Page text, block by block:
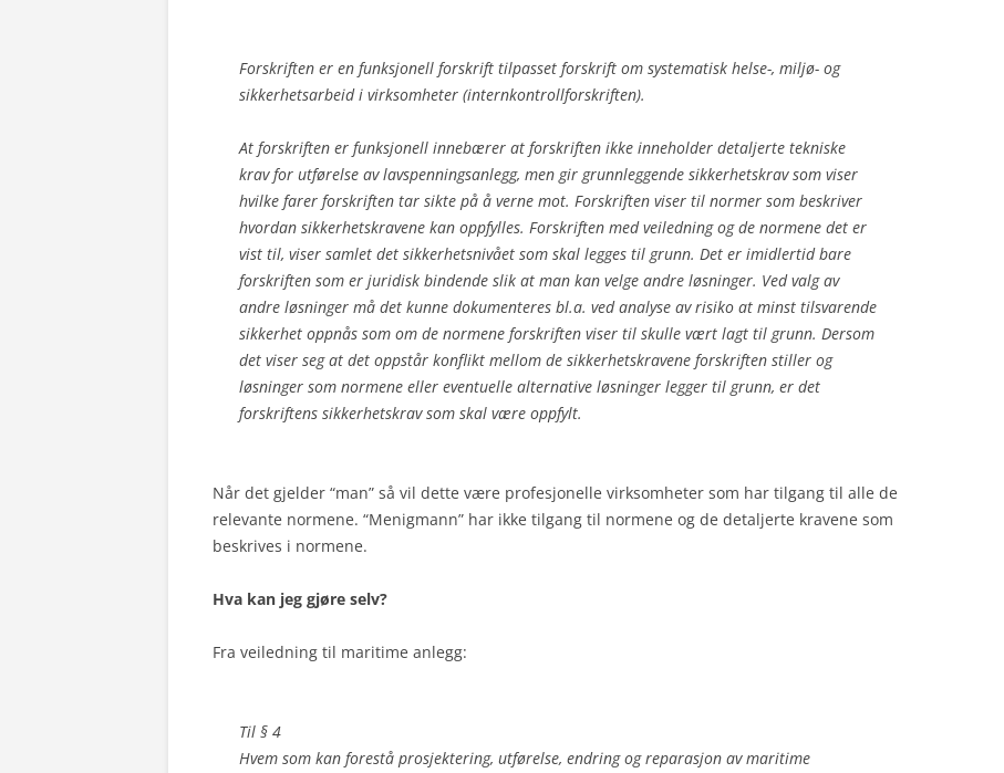
Forskriften er en funksjonell forskrift tilpasset forskrift om systematisk helse-, miljø- og
sikkerhetsarbeid i virksomheter (internkontrollforskriften).
At forskriften er funksjonell innebærer at forskriften ikke inneholder detaljerte tekniske
krav for utførelse av lavspenningsanlegg, men gir grunnleggende sikkerhetskrav som viser
hvilke farer forskriften tar sikte på å verne mot. Forskriften viser til normer som beskriver
hvordan sikkerhetskravene kan oppfylles. Forskriften med veiledning og de normene det er
vist til, viser samlet det sikkerhetsnivået som skal legges til grunn. Det er imidlertid bare
forskriften som er juridisk bindende slik at man kan velge andre løsninger. Ved valg av
andre løsninger må det kunne dokumenteres bl.a. ved analyse av risiko at minst tilsvarende
sikkerhet oppnås som om de normene forskriften viser til skulle vært lagt til grunn. Dersom
det viser seg at det oppstår konflikt mellom de sikkerhetskravene forskriften stiller og
løsninger som normene eller eventuelle alternative løsninger legger til grunn, er det
forskriftens sikkerhetskrav som skal være oppfylt.
Når det gjelder “man” så vil dette være profesjonelle virksomheter som har tilgang til alle de
relevante normene. “Menigmann” har ikke tilgang til normene og de detaljerte kravene som
beskrives i normene.
Hva kan jeg gjøre selv?
Fra veiledning til maritime anlegg:
Til § 4
Hvem som kan forestå prosjektering, utførelse, endring og reparasjon av maritime